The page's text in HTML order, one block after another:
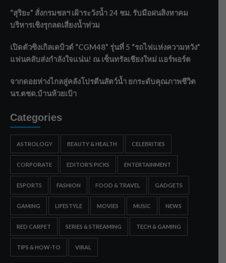
“สุริยะ” สั่งกรมชลฯ เฝ้าระวังน้ำ 24 ชม. รับมือฝนสิงหาคม
บริหารเชิงรุกลดเสี่ยงน้ำท่วม
เปิดตัวซิงเกิลเดบิวต์ “CGM48” รุ่นที่ 5 “รถไฟแห่งความหวัง”
แฟนคลับส่งกำลังใจแน่น! ณ เซ็นทรัลเชียงใหม่ แอร์พอร์ต
จากดอยห่างไกลสู่คลังโปรตีนสัตว์น้ำ ยกระดับคุณภาพชีวิต
นร.ตชด.บ้านห้วยเป้า
Categories
ASTROLOGY BEAUTY & HEALTH CELEBRITIES
CORPORATE EDITOR'S PICKS ENTERTAINMENT
ESPORTS FASHION FOOD & TRAVEL GADGETS
GAMING LIFESTYLE MOVIES MUSIC NEWS
RED CARPET SERIES & STREAMING TECH & GAMING
TIPS & HOW-TO VIRAL